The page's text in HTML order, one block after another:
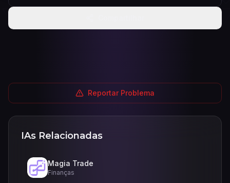
Reportar Problema
IAs Relacionadas
Magia Trade
Finanças